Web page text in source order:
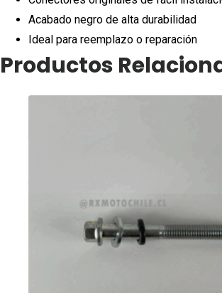
Acabado negro de alta durabilidad
Ideal para reemplazo o reparación
Productos